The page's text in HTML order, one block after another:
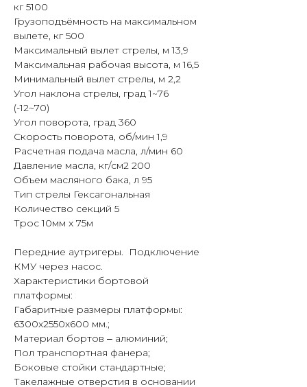
кг 5100
Грузоподъёмность на максимальном
вылете, кг 500
Максимальный вылет стрелы, м 13,9
Максимальная рабочая высота, м 16,5
Минимальный вылет стрелы, м 2,2
Угол наклона стрелы, град 1~76
(-12~70)
Угол поворота, град 360
Скорость поворота, об/мин 1,9
Расчетная подача масла, л/мин 60
Давление масла, кг/см2 200
Объем масляного бака, л 95
Тип стрелы Гексагональная
Количество секций 5
Трос 10мм x 75м
Передние аутригеры. Подключение
КМУ через насос.
Характеристики бортовой
платформы:
Габаритные размеры платформы:
6300х2550х600 мм.;
Материал бортов ‒ алюминий;
Пол транспортная фанера;
Боковые стойки стандартные;
Такелажные отверстия в основании